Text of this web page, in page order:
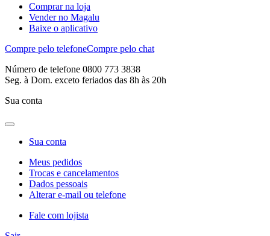
Comprar na loja
Vender no Magalu
Baixe o aplicativo
Compre pelo telefoneCompre pelo chat
Número de telefone 0800 773 3838
Seg. à Dom. exceto feriados das 8h às 20h
Sua conta
Sua conta
Meus pedidos
Trocas e cancelamentos
Dados pessoais
Alterar e-mail ou telefone
Fale com lojista